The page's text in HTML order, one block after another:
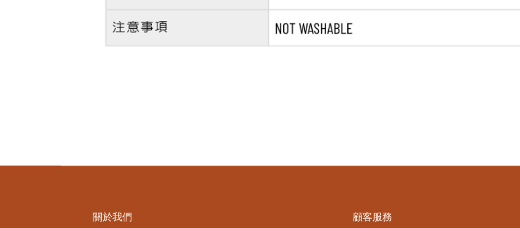
關於我們 顧客服務